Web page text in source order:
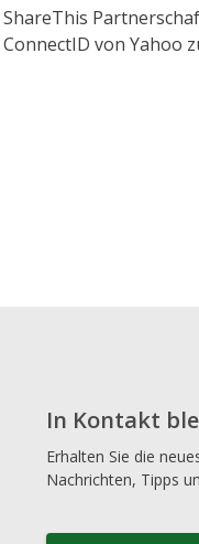
ShareThis
ConnectID von Yahoo
In Kontakt
Erhalten Sie die
Nachrichten, Tipps